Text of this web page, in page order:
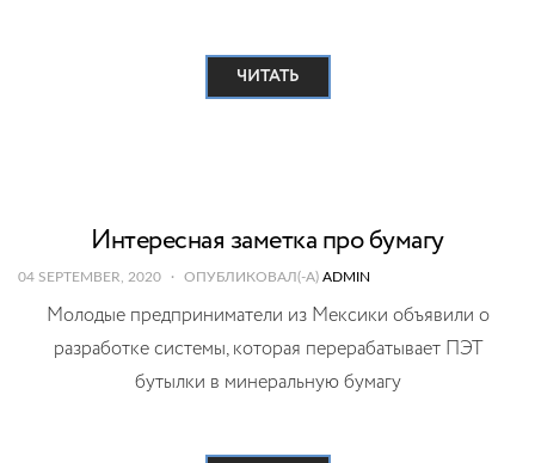
ЧИТАТЬ
Интересная заметка про бумагу
04 SEPTEMBER, 2020 ОПУБЛИКОВАЛ(-А) ADMIN
Молодые предприниматели из Мексики объявили о
разработке системы, которая перерабатывает ПЭТ
бутылки в минеральную бумагу